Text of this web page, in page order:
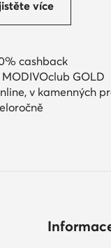
více
cashback
MODIVOclub GOLD
v kamenných